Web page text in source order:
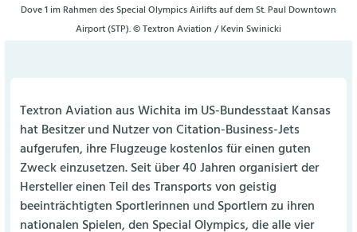
Dove 1 im Rahmen des Special Olympics Airlifts auf dem St. Paul Downtown
Airport (STP). © Textron Aviation / Kevin Swinicki
Textron Aviation aus Wichita im US-Bundesstaat Kansas
hat Besitzer und Nutzer von Citation-Business-Jets
aufgerufen, ihre Flugzeuge kostenlos für einen guten
Zweck einzusetzen. Seit über 40 Jahren organisiert der
Hersteller einen Teil des Transports von geistig
beeinträchtigten Sportlerinnen und Sportlern zu ihren
nationalen Spielen, den Special Olympics, die alle vier